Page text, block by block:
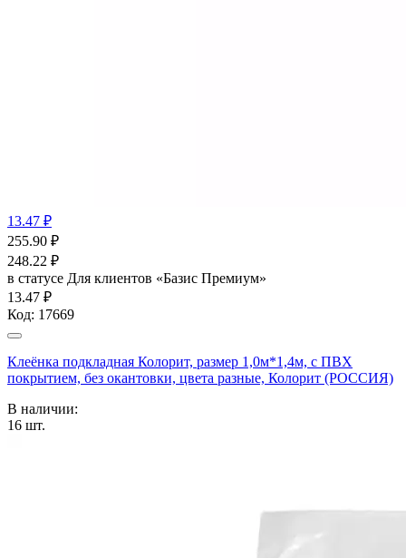
13.47 ₽
255.90 ₽
248.22 ₽
в статусе Для клиентов «Базис Премиум»
13.47 ₽
Код: 17669
Клеёнка подкладная Колорит, размер 1,0м*1,4м, с ПВХ
покрытием, без окантовки, цвета разные, Колорит (РОССИЯ)
В наличии:
16 шт.